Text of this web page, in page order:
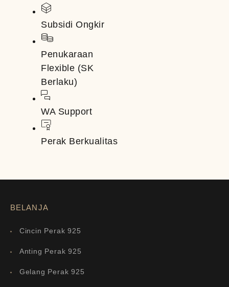
Subsidi Ongkir
Penukaraan
Flexible (SK
Berlaku)
WA Support
Perak Berkualitas
BELANJA
Cincin Perak 925
Anting Perak 925
Gelang Perak 925